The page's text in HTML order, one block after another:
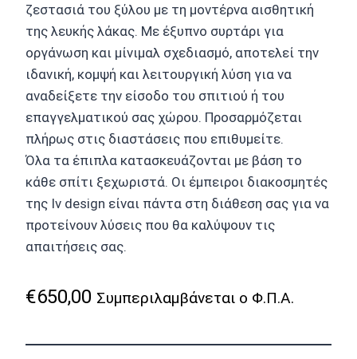
ζεστασιά του ξύλου με τη μοντέρνα αισθητική
της λευκής λάκας. Με έξυπνο συρτάρι για
οργάνωση και μίνιμαλ σχεδιασμό, αποτελεί την
ιδανική, κομψή και λειτουργική λύση για να
αναδείξετε την είσοδο του σπιτιού ή του
επαγγελματικού σας χώρου. Προσαρμόζεται
πλήρως στις διαστάσεις που επιθυμείτε.
Όλα τα έπιπλα κατασκευάζονται με βάση το
κάθε σπίτι ξεχωριστά. Οι έμπειροι διακοσμητές
της Iv design είναι πάντα στη διάθεση σας για να
προτείνουν λύσεις που θα καλύψουν τις
απαιτήσεις σας.
€650,00 Συμπεριλαμβάνεται ο Φ.Π.Α.